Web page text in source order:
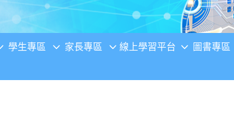
學生專區 家長專區 線上學習平台 圖書專區